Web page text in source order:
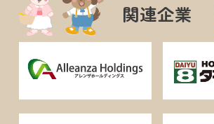
関連企業